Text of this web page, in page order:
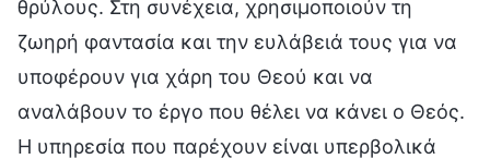
θρύλους. Στη συνέχεια, χρησιμοποιούν τη
ζωηρή φαντασία και την ευλάβειά τους για να
υποφέρουν για χάρη του Θεού και να
αναλάβουν το έργο που θέλει να κάνει ο Θεός.
Η υπηρεσία που παρέχουν είναι υπερβολικά